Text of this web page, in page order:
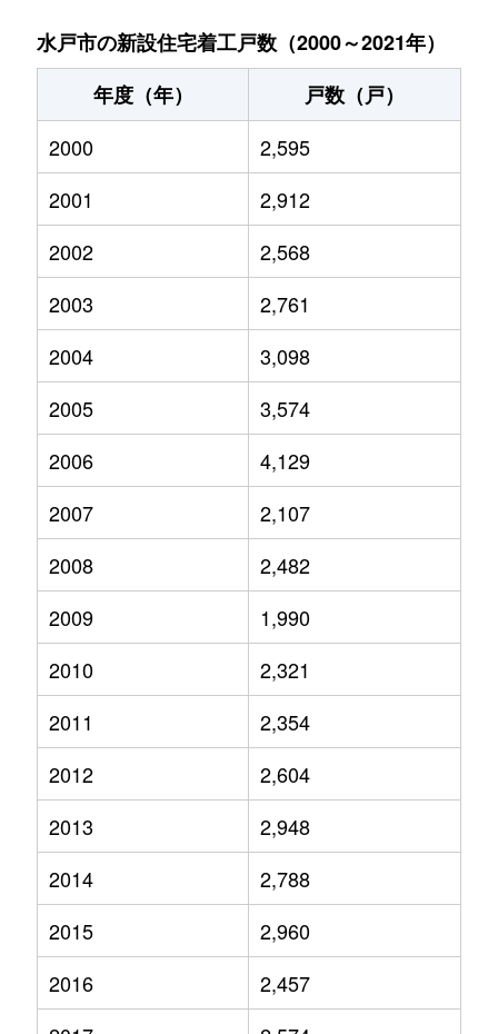
水戸市の新設住宅着工戸数（2000～2021年）
年度（年）
戸数（戸）
2000
2,595
2001
2,912
2002
2,568
2003
2,761
2004
3,098
2005
3,574
2006
4,129
2007
2,107
2008
2,482
2009
1,990
2010
2,321
2011
2,354
2012
2,604
2013
2,948
2014
2,788
2015
2,960
2016
2,457